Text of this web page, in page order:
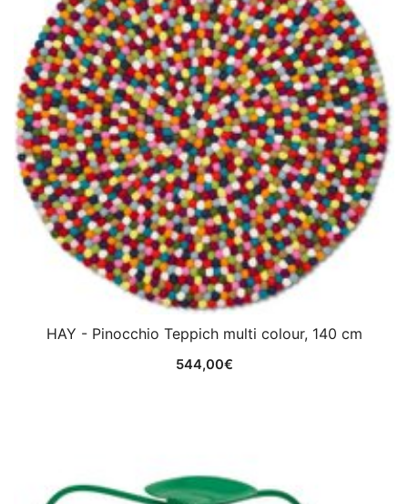
HAY - Pinocchio Teppich multi colour, 140 cm
544,00€